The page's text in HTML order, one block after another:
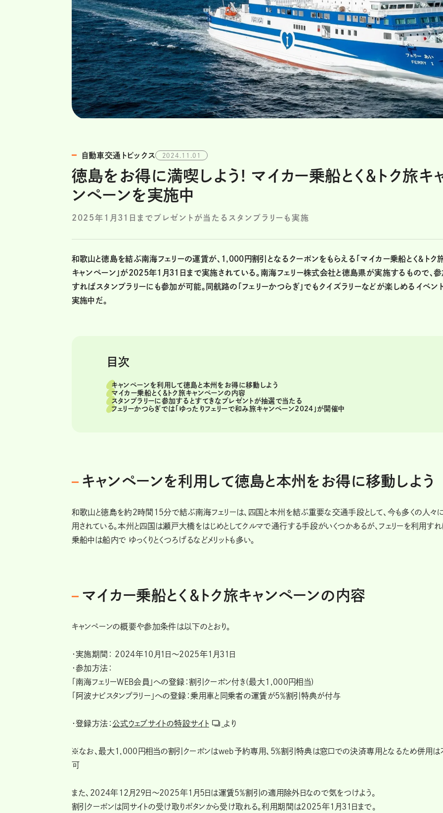
自動車交通トピックス 2024.11.01
徳島をお得に満喫しよう! マイカー乗船とく＆トク旅キ
ンペーンを実施中
2025年1月31日までプレゼントが当たるスタンプラリーも実施
和歌山と徳島を結ぶ南海フェリーの運賃が、1,000円割引となるクーポンをもらえる「マイカー乗船とく＆トク
キャンペーン」が2025年1月31日まで実施されている。南海フェリー株式会社と徳島県が実施するもので、
すればスタンプラリーにも参加が可能。同航路の「フェリーかつらぎ」でもクイズラリーなどが楽しめるイベン
実施中だ。
目次
キャンペーンを利用して徳島と本州をお得に移動しよう
マイカー乗船とく＆トク旅キャンペーンの内容
スタンプラリーに参加するとすてきなプレゼントが抽選で当たる
フェリーかつらぎでは「ゆったりフェリーで和み旅キャンペーン2024」が開催中
キャンペーンを利用して徳島と本州をお得に移動しよう
和歌山と徳島を約2時間15分で結ぶ南海フェリーは、四国と本州を結ぶ重要な交通手段として、今も多くの人々
用されている。本州と四国は瀬戸大橋をはじめとしてクルマで通行する手段がいくつかあるが、フェリーを利用す
乗船中は船内で ゆっくりとくつろげるなどメリットも多い。
マイカー乗船とく＆トク旅キャンペーンの内容
キャンペーンの概要や参加条件は以下のとおり。
・実施期間： 2024年10月1日～2025年1月31日
・参加方法：
「南海フェリーWEB会員」への登録：割引クーポン付き(最大1,000円相当)
「阿波ナビスタンプラリー」への登録：乗用車と同乗者の運賃が5％割引特典が付与
・登録方法： 公式ウェブサイトの特設サイト より
※なお、最大1,000円相当の割引クーポンはweb予約専用、5％割引特典は窓口での決済専用となるため併用は
可
また、2024年12月29日〜2025年1月5日は運賃5％割引の適用除外日なので気をつけよう。
割引クーポンは同サイトの受け取りボタンから受け取れる。利用期間は2025年1月31日まで。